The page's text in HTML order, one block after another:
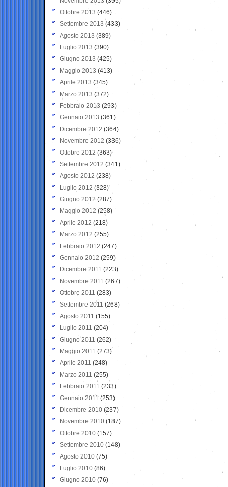
Ottobre 2013 (446)
Settembre 2013 (433)
Agosto 2013 (389)
Luglio 2013 (390)
Giugno 2013 (425)
Maggio 2013 (413)
Aprile 2013 (345)
Marzo 2013 (372)
Febbraio 2013 (293)
Gennaio 2013 (361)
Dicembre 2012 (364)
Novembre 2012 (336)
Ottobre 2012 (363)
Settembre 2012 (341)
Agosto 2012 (238)
Luglio 2012 (328)
Giugno 2012 (287)
Maggio 2012 (258)
Aprile 2012 (218)
Marzo 2012 (255)
Febbraio 2012 (247)
Gennaio 2012 (259)
Dicembre 2011 (223)
Novembre 2011 (267)
Ottobre 2011 (283)
Settembre 2011 (268)
Agosto 2011 (155)
Luglio 2011 (204)
Giugno 2011 (262)
Maggio 2011 (273)
Aprile 2011 (248)
Marzo 2011 (255)
Febbraio 2011 (233)
Gennaio 2011 (253)
Dicembre 2010 (237)
Novembre 2010 (187)
Ottobre 2010 (157)
Settembre 2010 (148)
Agosto 2010 (75)
Luglio 2010 (86)
Giugno 2010 (76)